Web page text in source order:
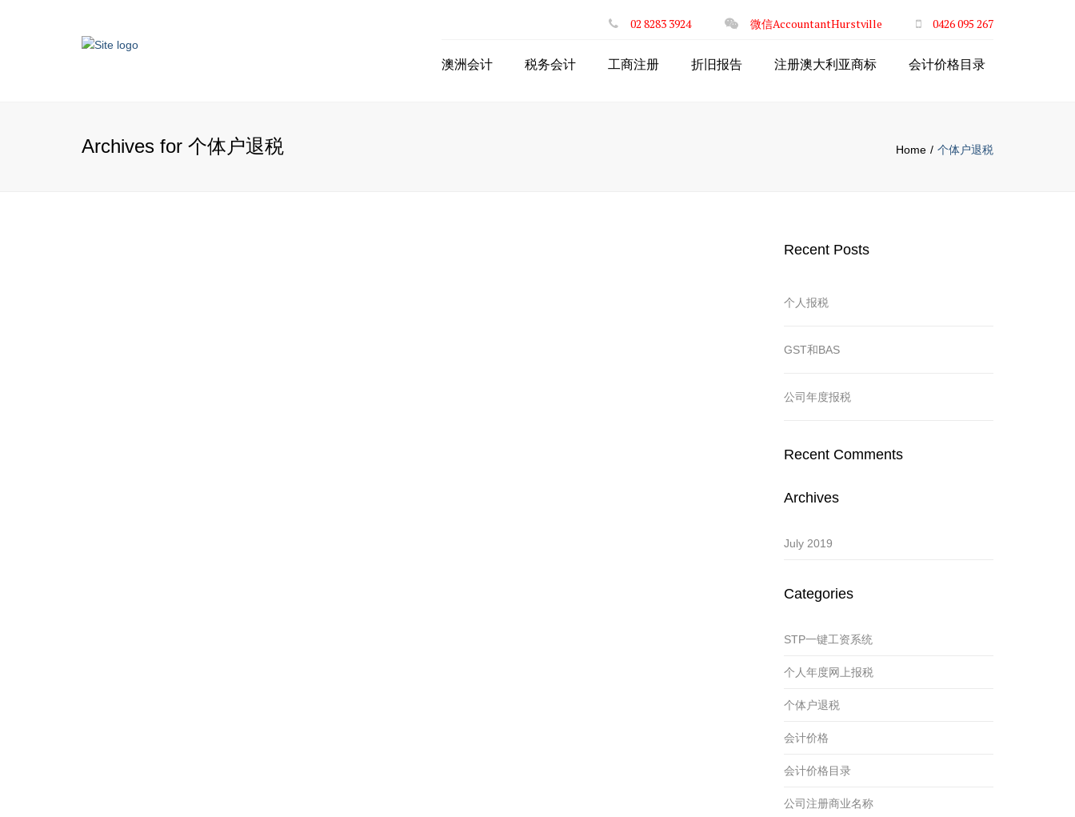
02 8283 3924 微信AccountantHurstville 0426 095 267
澳洲会计 税务会计 工商注册 折旧报告 注册澳大利亚商标 会计价格目录
Archives for 个体户退税 Home 个体户退税
Recent Posts
个人报税
GST和BAS
公司年度报税
Recent Comments
Archives
July 2019
Categories
STP一键工资系统
个人年度网上报税
个体户退税
会计价格
会计价格目录
公司注册商业名称